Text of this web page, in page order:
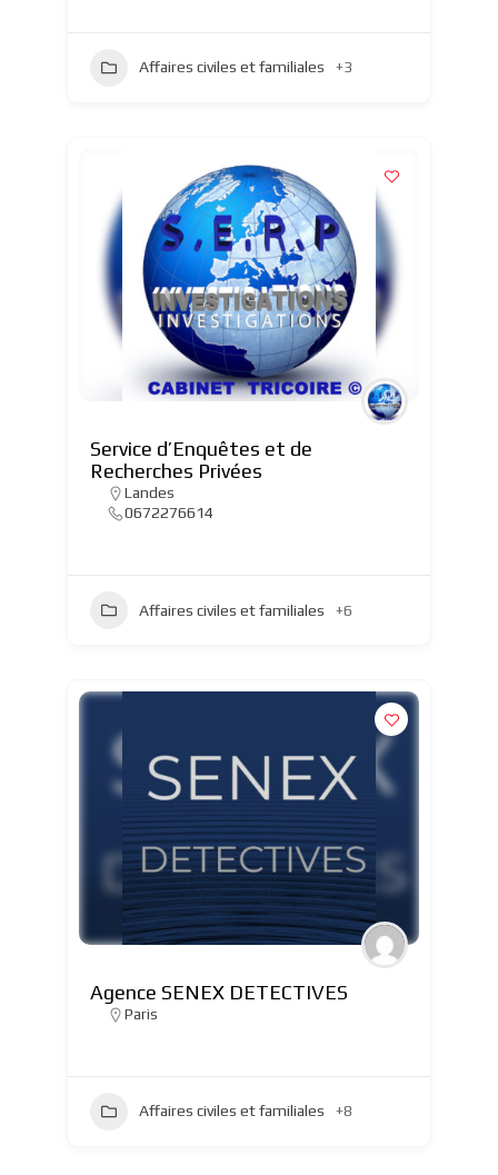
Affaires civiles et familiales +3
Service d’Enquêtes et de
Recherches Privées
Landes
0672276614
Affaires civiles et familiales +6
Agence SENEX DETECTIVES
Paris
Affaires civiles et familiales +8